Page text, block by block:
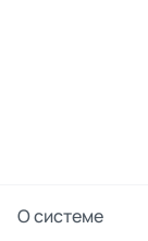
О системе